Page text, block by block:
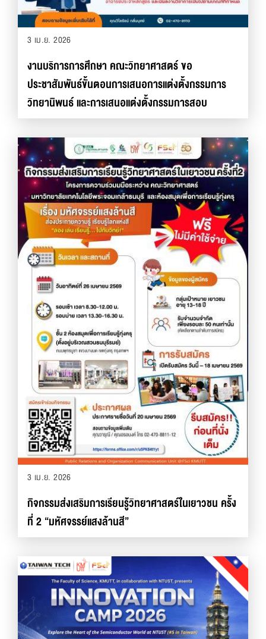
3 เม.ย. 2026
งานบริการการศึกษา คณะวิทยาศาสตร์ ขอ
ประชาสัมพันธ์ขั้นตอนการเสนอการแต่งตั้งกรรมการ
วิทยานิพนธ์ และการเสนอแต่งตั้งกรรมการสอบ
วิทยานิพนธ์ สำหรับนักศึกษาระดับบัณฑิตศึกษา
3 เม.ย. 2026
กิจกรรมส่งเสริมการเรียนรู้วิทยาศาสตร์ในเยาวชน ครั้ง
ที่ 2 “มหัศจรรย์แสงล้านสี”